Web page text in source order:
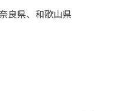
良県、和歌山県